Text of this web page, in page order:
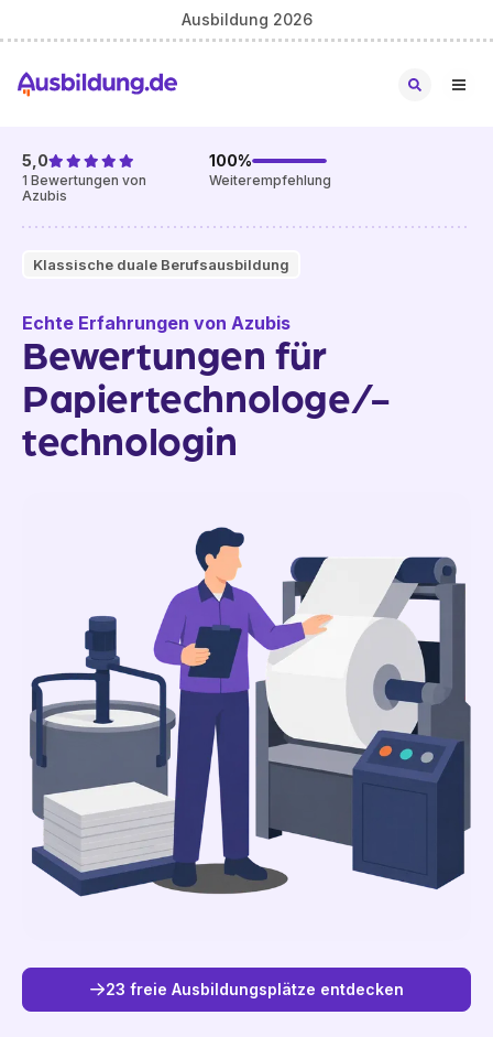
Ausbildung 2026
Klassische duale Berufsausbildung
5,0
1 Bewertungen von
Azubis
100%
Weiterempfehlung
Echte Erfahrungen von Azubis
Bewertungen für
Papiertechnologe/-
technologin
23 freie Ausbildungsplätze entdecken